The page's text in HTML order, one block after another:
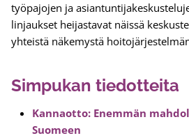
työpajojen ja
linjaukset heijastavat näissä
yhteistä näkemystä
Simpukan tiedotteita
Kannaotto: Enemmän
Suomeen